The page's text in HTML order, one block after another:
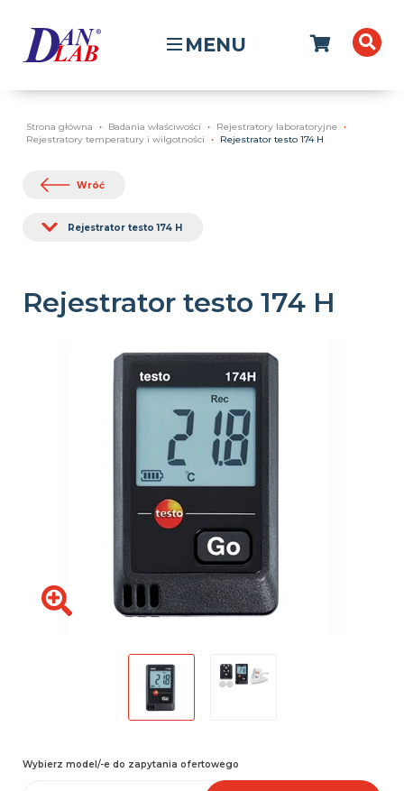
MENU
Strona główna Badania właściwości
Rejestratory laboratoryjne
Rejestratory temperatury i wilgotności
Rejestrator testo 174 H
Wróć
Rejestrator testo 174 H
Rejestrator testo 174 H
Wybierz model/-e do zapytania ofertowego